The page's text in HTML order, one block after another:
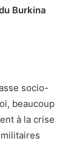
Burkina
socio-
beaucoup
à la crise